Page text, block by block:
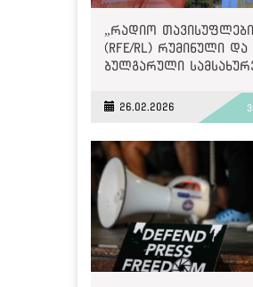
„რადიო
(RFE/RL) რუმინული და
ბულგარული
26.02.2026